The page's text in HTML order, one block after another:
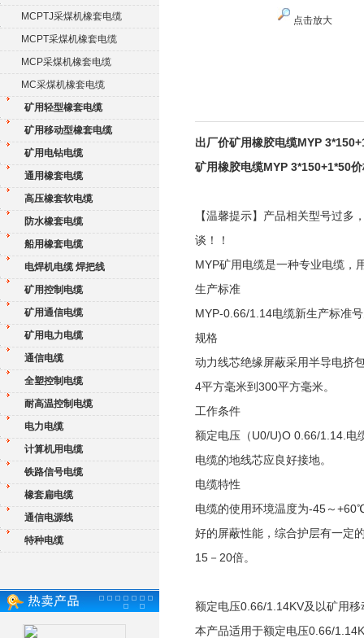
MCPTJ采煤机橡套电缆
MCPT采煤机橡套电缆
MCP采煤机橡套电缆
MC采煤机橡套电缆
矿用轻型橡套电缆
矿用移动型橡套电缆
矿用电钻电缆
通用橡套电缆
高压橡套软电缆
防水橡套电缆
船用橡套电缆
电焊机电缆 焊把线
矿用控制电缆
矿用通信电缆
矿用电力电缆
通信电缆
全塑控制电缆
耐高温控制电缆
电力电缆
计算机用电缆
铁路信号电缆
橡套扁电缆
通信电源线
特种电缆
点击放大
出厂价矿用橡胶电缆MYP
矿用橡胶电缆MYP 3*150+1*50
【温馨提示】产品相关型号过
谈！！
MYP矿用电缆是一种专业电缆，
生产标准
MYP-0.66/1.14电缆新生产标准
规格
动力线芯绝缘屏蔽采用半导电挤
4平方毫米到300平方毫米。
工作条件
额定电压（U0/U)O 0.66/1.14.电
电缆的地线芯应良好接地。
电缆特性
电缆的使用环境温度为-45～
好的屏蔽性能，综合护层有一定
15－20倍。
额定电压0.66/1.14KV及以矿用
本产品适用于额定电压0.66/